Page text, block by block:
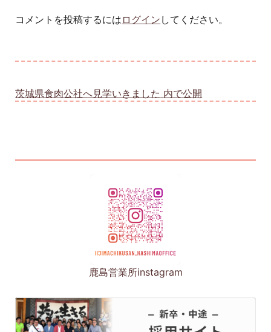
コメントを投稿するには ログイン してください。
茨城県食肉公社へ見学いきました 内で公開
鹿島営業所instagram